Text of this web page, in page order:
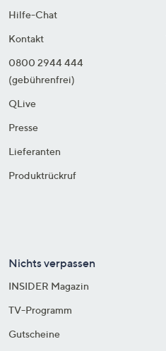
Hilfe-Chat
Kontakt
0800 2944 444
(gebührenfrei)
QLive
Presse
Lieferanten
Produktrückruf
Nichts verpassen
INSIDER Magazin
TV-Programm
Gutscheine